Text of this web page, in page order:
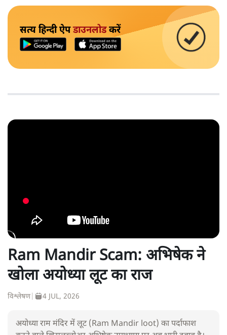
सत्य हिन्दी ऐपडाउनलोडकरें
Ram Mandir Scam: अभिषेक ने
खोला अयोध्या लूट का राज
विश्लेषण| 4 JUL, 2026
अयोध्या राम मंदिर में लूट (Ram Mandir loot) का पर्दाफाश